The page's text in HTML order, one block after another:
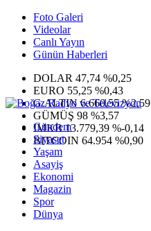
Foto Galeri
Videolar
Canlı Yayın
Günün Haberleri
DOLAR 47,74 %0,25
EURO 55,25 %0,43
G.ALTIN6.660,55 %2,59
GÜMÜŞ 98 %3,57
IMKB13.779,39 %-0,14
BITCOIN 64.954 %0,90
Gündem
Siyaset
Yaşam
Asayiş
Ekonomi
Magazin
Spor
Dünya